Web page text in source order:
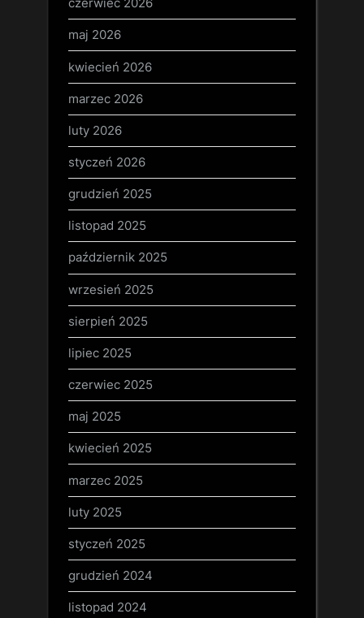
maj 2026
kwiecień 2026
marzec 2026
luty 2026
styczeń 2026
grudzień 2025
listopad 2025
październik 2025
wrzesień 2025
sierpień 2025
lipiec 2025
czerwiec 2025
maj 2025
kwiecień 2025
marzec 2025
luty 2025
styczeń 2025
grudzień 2024
listopad 2024